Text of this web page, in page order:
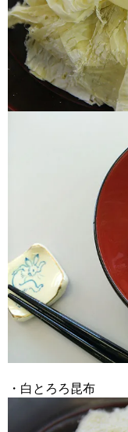
・白とろろ昆布